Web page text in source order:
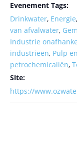
Evenement Tags:
Drinkwater, Energie,
van afvalwater,
Industrie
industrieën, Pulp
petrochemicaliën,
Site:
https://